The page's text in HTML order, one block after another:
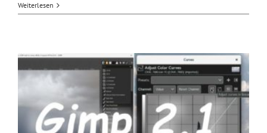
jetzt
Weiterlesen